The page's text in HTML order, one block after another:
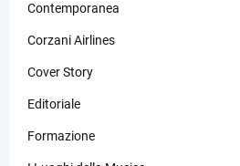
Contemporanea
Corzani Airlines
Cover Story
Editoriale
Formazione